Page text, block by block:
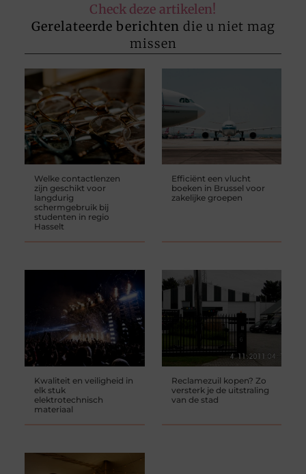
Check deze artikelen!
Gerelateerde berichten die u niet mag
missen
Welke contactlenzen
zijn geschikt voor
langdurig
schermgebruik bij
studenten in regio
Hasselt
Efficiënt een vlucht
boeken in Brussel voor
zakelijke groepen
Kwaliteit en veiligheid in
elk stuk
elektrotechnisch
materiaal
Reclamezuil kopen? Zo
versterk je de uitstraling
van de stad